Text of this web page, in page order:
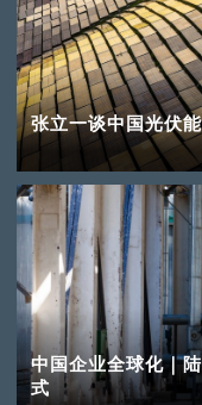
张立一谈中国光伏
中国企业全球化｜
式